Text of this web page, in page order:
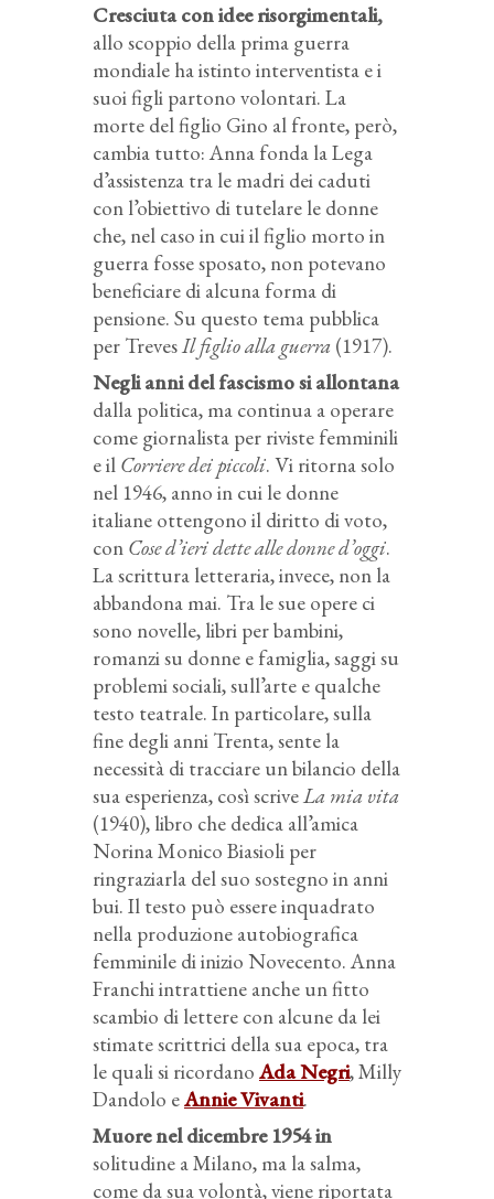
Cresciuta con idee risorgimentali,
allo scoppio della prima guerra
mondiale ha istinto interventista e i
suoi figli partono volontari. La
morte del figlio Gino al fronte, però,
cambia tutto: Anna fonda la Lega
d’assistenza tra le madri dei caduti
con l’obiettivo di tutelare le donne
che, nel caso in cui il figlio morto in
guerra fosse sposato, non potevano
beneficiare di alcuna forma di
pensione. Su questo tema pubblica
per TrevesIl figlio alla guerra (1917).
Negli anni del fascismo si allontana
dalla politica, ma continua a operare
come giornalista per riviste femminili
e il Corriere dei piccoli. Vi ritorna solo
nel 1946, anno in cui le donne
italiane ottengono il diritto di voto,
con Cose d’ieri dette alle donne d’oggi.
La scrittura letteraria, invece, non la
abbandona mai. Tra le sue opere ci
sono novelle, libri per bambini,
romanzi su donne e famiglia, saggi su
problemi sociali, sull’arte e qualche
testo teatrale. In particolare, sulla
fine degli anni Trenta, sente la
necessità di tracciare un bilancio della
sua esperienza, così scriveLa mia vita
(1940), libro che dedica all’amica
Norina Monico Biasioli per
ringraziarla del suo sostegno in anni
bui. Il testo può essere inquadrato
nella produzione autobiografica
femminile di inizio Novecento. Anna
Franchi intrattiene anche un fitto
scambio di lettere con alcune da lei
stimate scrittrici della sua epoca, tra
le quali si ricordano Ada Negri, Milly
Dandolo eAnnie Vivanti.
Muore nel dicembre 1954 in
solitudine a Milano, ma la salma,
come da sua volontà, viene riportata